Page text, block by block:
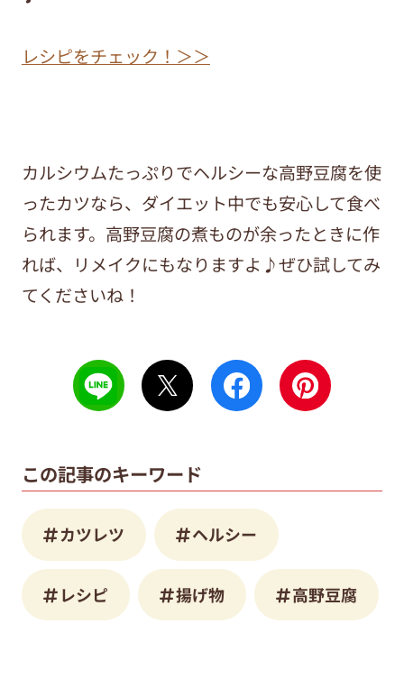
レシピをチェック！＞＞
カルシウムたっぷりでヘルシーな高野豆腐を使
ったカツなら、ダイエット中でも安心して食べ
られます。高野豆腐の煮ものが余ったときに作
れば、リメイクにもなりますよ♪ぜひ試してみ
てくださいね！
この記事のキーワード
カツレツ ヘルシー
レシピ 揚げ物 高野豆腐